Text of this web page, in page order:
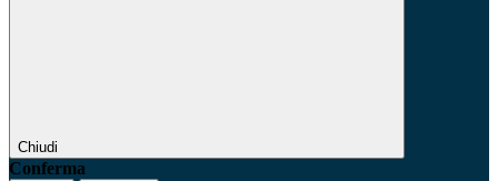
Chiudi
Conferma